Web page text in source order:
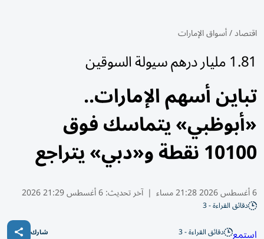
اقتصاد/أسواق الإمارات
1.81 مليار درهم سيولة السوقين
تباين أسهم الإمارات..
«أبوظبي» يتماسك فوق
10100 نقطة و«دبي» يتراجع
6 أغسطس 2026 21:28 مساء | آخر تحديث:6 أغسطس 21:29 2026
دقائق القراءة - 3
استمع دقائق القراءة - 3 شارك